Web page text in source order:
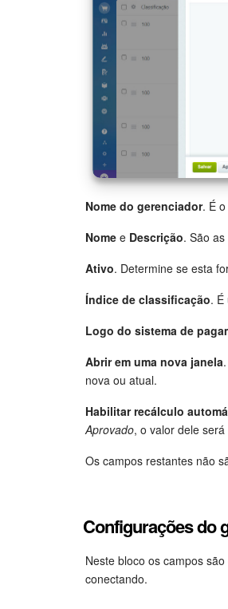
Nome do gerenciador. É
Nome e Descrição. São
Ativo. Determine se esta
Índice de classificação. É
Logo do sistema de
Abrir em uma nova janela
nova ou atual.
Habilitar recálculo
Aprovado, o valor dele
Os campos restantes não
Configurações do
Neste bloco os campos
conectando.